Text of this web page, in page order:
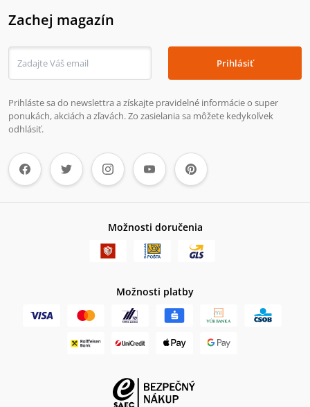
Zachej magazín
Prihlásiť
Prihláste sa do newslettra a získajte pravidelné informácie o super
ponukách, akciách a zľavách. Zo zasielania sa môžete kedykoľvek
odhlásiť.
Možnosti doručenia
Možnosti platby